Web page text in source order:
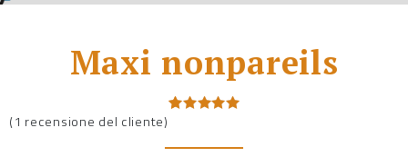
Maxi nonpareils
su base
(1 recensione del cliente)